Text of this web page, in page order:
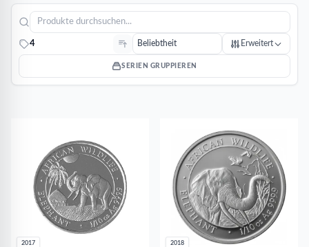
4 Erweitert
SERIEN GRUPPIEREN
2017 2018